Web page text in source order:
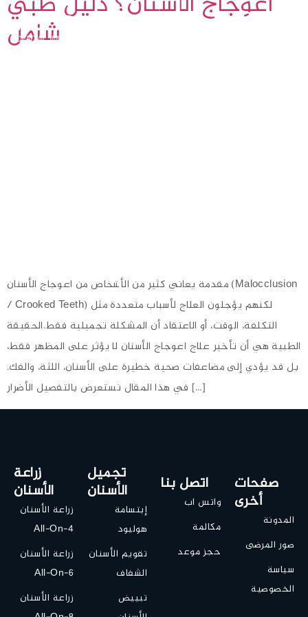
شامل
مقدمة يعاني كثير من الأشخاص من اعوجاج الأسنان (Malocclusion
/ Crooked Teeth) لكنهم يؤجلون العلاج لأسباب متعددة مثل
التكلفة، الوقت، أو الاعتقاد أن المشكلة تجميلية فقط.الحقيقة
الطبية هي أن تأخير علاج اعوجاج الأسنان لا يؤثر على المظهر فقط،
بل قد يؤدي إلى مضاعفات صحية خطيرة على الأسنان، اللثة، والفك.
في هذا المقال نستعرض بالتفصيل الأضرار […]
زراعة
الأسنان
زراعة الأسنان
All-On-4
زراعة الأسنان
All-On-6
زراعة الأسنان
تجميل
الأسنان
إبتسامة
هوليود
تقويم الأسنان
الشفاف
تبييض
اتصل بنا
واتس اب
مكالمة
حجز موعد
صفحات
أخرى
المدونة
صور المرضى
سياسة
الخصوصية